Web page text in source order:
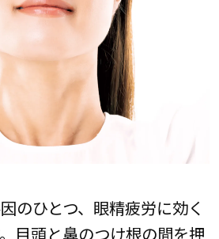
のひとつ、眼精疲労に効く
目頭と鼻のつけ根の間を押